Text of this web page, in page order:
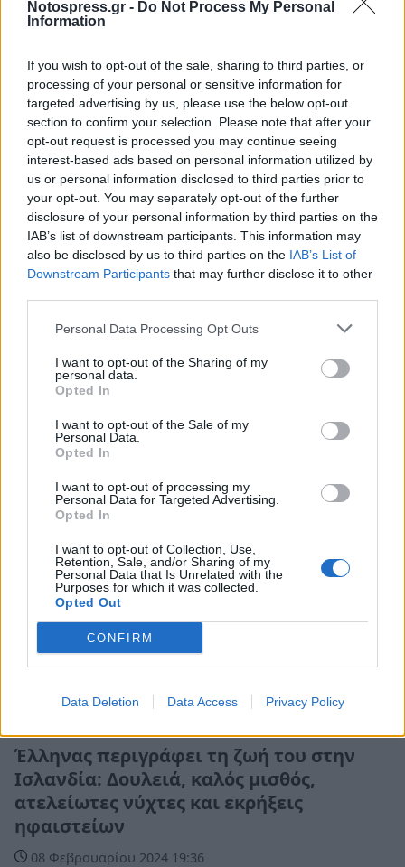
Notospress.gr - Do Not Process My Personal
Information
If you wish to opt-out of the sale, sharing to third parties, or
processing of your personal or sensitive information for
targeted advertising by us, please use the below opt-out
section to confirm your selection. Please note that after your
opt-out request is processed you may continue seeing
interest-based ads based on personal information utilized by
us or personal information disclosed to third parties prior to
your opt-out. You may separately opt-out of the further
disclosure of your personal information by third parties on the
IAB’s list of downstream participants. This information may
also be disclosed by us to third parties on the IAB’s List of
Downstream Participants that may further disclose it to other
Personal Data Processing Opt Outs
I want to opt-out of the Sharing of my
personal data.
Opted In
I want to opt-out of the Sale of my
Personal Data.
Opted In
I want to opt-out of processing my
Personal Data for Targeted Advertising.
Opted In
I want to opt-out of Collection, Use,
Retention, Sale, and/or Sharing of my
Personal Data that Is Unrelated with the
Purposes for which it was collected.
Opted Out
CONFIRM
Data Deletion Data Access Privacy Policy
02 Ιανουαρίου 2025 08:30
Ιταλία: Γυναίκα σκότωσε μετανάστη που
της έκλεψε την τσάντα, χτυπώντας τον
με το αυτοκίνητο της
11 Σεπτεμβρίου 2024 20:36
Έλληνας περιγράφει τη ζωή του στην
Ισλανδία: Δουλειά, καλός μισθός,
ατελείωτες νύχτες και εκρήξεις
ηφαιστείων
08 Φεβρουαρίου 2024 19:36